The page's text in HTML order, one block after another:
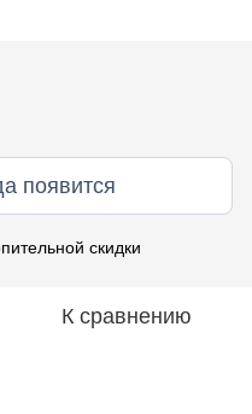
появится
скидки
К сравнению